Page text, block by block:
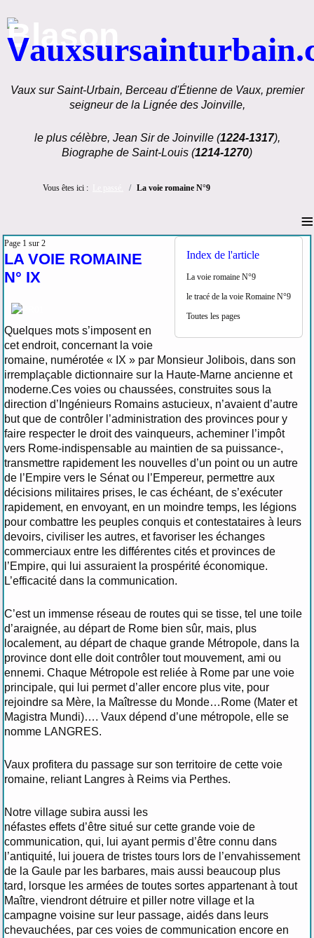
V
Vaux sur Saint-Urbain, Berceau d'Étienne de Vaux, premier
seigneur de la Lignée des Joinville,
le plus célèbre, Jean Sir de Joinville (1224-1317),
Biographe de Saint-Louis (1214-1270)
Vous êtes ici : La voie romaine N°9
≡
Index de l'article
La voie romaine N°9
le tracé de la voie Romaine N°9
Toutes les pages
Page 1 sur 2
LA VOIE ROMAINE
N° IX
Quelques mots s’imposent en
cet endroit, concernant la voie
romaine, numérotée « IX » par Monsieur Jolibois, dans son
irremplaçable dictionnaire sur la Haute-Marne ancienne et
moderne.Ces voies ou chaussées, construites sous la
direction d’Ingénieurs Romains astucieux, n’avaient d’autre
but que de contrôler l’administration des provinces pour y
faire respecter le droit des vainqueurs, acheminer l’impôt
vers Rome-indispensable au maintien de sa puissance-,
transmettre rapidement les nouvelles d’un point ou un autre
de l’Empire vers le Sénat ou l’Empereur, permettre aux
décisions militaires prises, le cas échéant, de s’exécuter
rapidement, en envoyant, en un moindre temps, les légions
pour combattre les peuples conquis et contestataires à leurs
devoirs, civiliser les autres, et favoriser les échanges
commerciaux entre les différentes cités et provinces de
l’Empire, qui lui assuraient la prospérité économique.
L’efficacité dans la communication.
C’est un immense réseau de routes qui se tisse, tel une toile
d’araignée, au départ de Rome bien sûr, mais, plus
localement, au départ de chaque grande Métropole, dans la
province dont elle doit contrôler tout mouvement, ami ou
ennemi. Chaque Métropole est reliée à Rome par une voie
principale, qui lui permet d’aller encore plus vite, pour
rejoindre sa Mère, la Maîtresse du Monde…Rome (Mater et
Magistra Mundi)…. Vaux dépend d’une métropole, elle se
nomme LANGRES.
Vaux profitera du passage sur son territoire de cette voie
romaine, reliant Langres à Reims via Perthes.
Notre village subira aussi les
néfastes effets d’être situé sur cette grande voie de
communication, qui, lui ayant permis d’être connu dans
l’antiquité, lui jouera de tristes tours lors de l’envahissement
de la Gaule par les barbares, mais aussi beaucoup plus
tard, lorsque les armées de toutes sortes appartenant à tout
Maître, viendront détruire et piller notre village et la
campagne voisine sur leur passage, aidés dans leurs
chevauchées, par ces voies de communication encore en